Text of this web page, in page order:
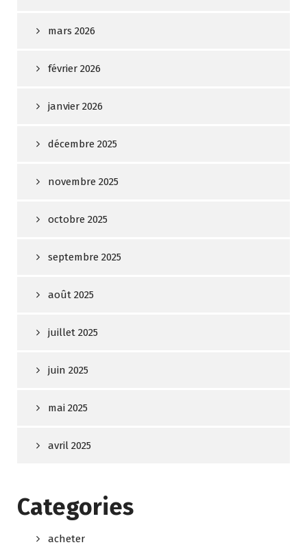
mars 2026
février 2026
janvier 2026
décembre 2025
novembre 2025
octobre 2025
septembre 2025
août 2025
juillet 2025
juin 2025
mai 2025
avril 2025
Categories
acheter